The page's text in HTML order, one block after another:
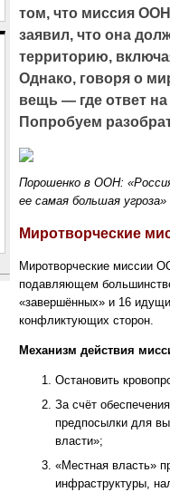
том, что миссия
заявил, что она
территорию,
Однако, говоря о
вещь — где ответ
Попробуем
Порошенко в ООН:
ее самая большая угроза»
Миротворческие
Миротворческие миссии
подавляющем
«завершённых» и 16
конфликтующих сторон.
Механизм действия
Остановить
За счёт
предпосылки для
власти»;
«Местная власть»
инфраструктуры,